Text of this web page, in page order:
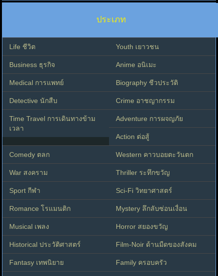
ประเภท
Life ชีวิต Youth เยาวชน
Business ธุรกิจ Anime อนิเมะ
Medical การแพทย์ Biography ชีวประวัติ
Detective นักสืบ Crime อาชญากรรม
Time Travel การเดินทางข้าม
เวลา
Adventure การผจญภัย
Action ต่อสู้
Comedy ตลก Western คาวบอยตะวันตก
War สงคราม Thriller ระทึกขวัญ
Sport กีฬา Sci-Fi วิทยาศาสตร์
Romance โรแมนติก Mystery ลึกลับซ่อนเงื่อน
Musical เพลง Horror สยองขวัญ
Historical ประวัติศาสตร์ Film-Noir ด้านมืดของสังคม
Fantasy เทพนิยาย Family ครอบครัว